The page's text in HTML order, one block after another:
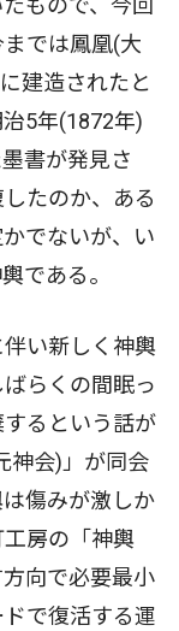
もので、今回
では鳳凰(大
建造されたと
5年(1872年)
書が発見さ
たのか、ある
でないが、い
である。
い新しく神輿
らくの間眠っ
るという話が
神会)」が同会
傷みが激しか
房の「神輿
向で必要最小
で復活する運